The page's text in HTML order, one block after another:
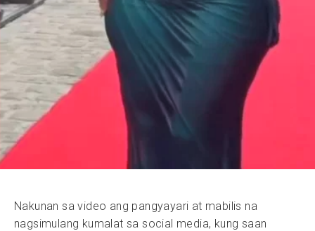
Nakunan sa video ang pangyayari at mabilis na
nagsimulang kumalat sa social media, kung saan